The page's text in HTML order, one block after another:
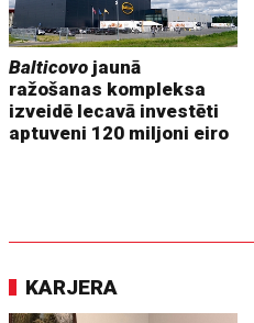
Balticovo jaunā
ražošanas kompleksa
izveidē Iecavā investēti
aptuveni 120 miljoni eiro
KARJERA